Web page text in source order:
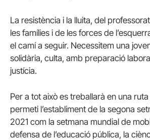
La resistència i la lluita, del
les famílies i de les forces de
el camí a seguir. Necessitem una
solidària, culta, amb preparació
justícia.
Per a tot això es treballarà en una
permeti l’establiment de la segona
2021 com la setmana mundial de
defensa de l’educació pública, la